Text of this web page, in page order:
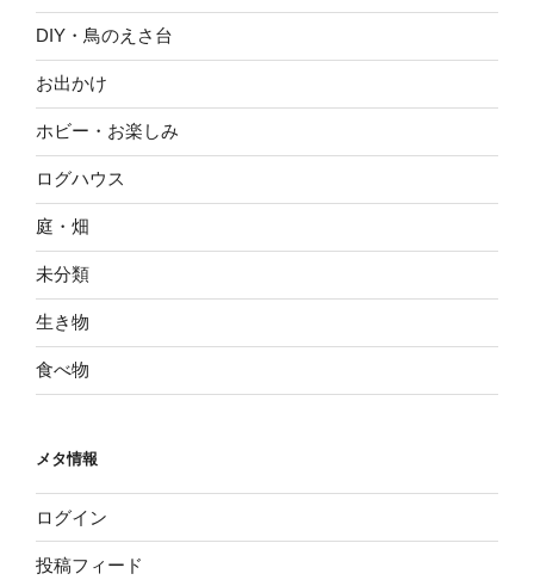
DIY・鳥のえさ台
お出かけ
ホビー・お楽しみ
ログハウス
庭・畑
未分類
生き物
食べ物
メタ情報
ログイン
投稿フィード